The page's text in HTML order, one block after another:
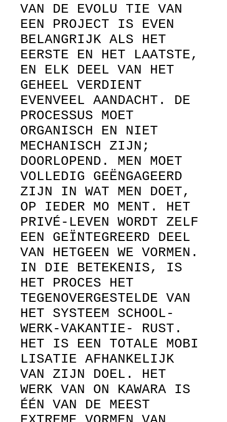
VAN DE EVOLU TIE VAN
EEN PROJECT IS EVEN
BELANGRIJK ALS HET
EERSTE EN HET LAATSTE,
EN ELK DEEL VAN HET
GEHEEL VERDIENT
EVENVEEL AANDACHT. DE
PROCESSUS MOET
ORGANISCH EN NIET
MECHANISCH ZIJN;
DOORLOPEND. MEN MOET
VOLLEDIG GEËNGAGEERD
ZIJN IN WAT MEN DOET,
OP IEDER MO MENT. HET
PRIVÉ-LEVEN WORDT ZELF
EEN GEÏNTEGREERD DEEL
VAN HETGEEN WE VORMEN.
IN DIE BETEKENIS, IS
HET PROCES HET
TEGENOVERGESTELDE VAN
HET SYSTEEM SCHOOL-
WERK-VAKANTIE- RUST.
HET IS EEN TOTALE MOBI
LISATIE AFHANKELIJK
VAN ZIJN DOEL. HET
WERK VAN ON KAWARA IS
ÉÉN VAN DE MEEST